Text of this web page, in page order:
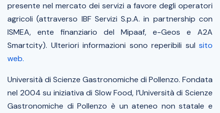
presente nel mercato dei servizi a favore degli operatori
agricoli (attraverso IBF Servizi S.p.A. in partnership con
ISMEA, ente finanziario del Mipaaf, e-Geos e A2A
Smartcity). Ulteriori informazioni sono reperibili sul sito
web.
Università di Scienze Gastronomiche di Pollenzo. Fondata
nel 2004 su iniziativa di Slow Food, l’Università di Scienze
Gastronomiche di Pollenzo è un ateneo non statale e